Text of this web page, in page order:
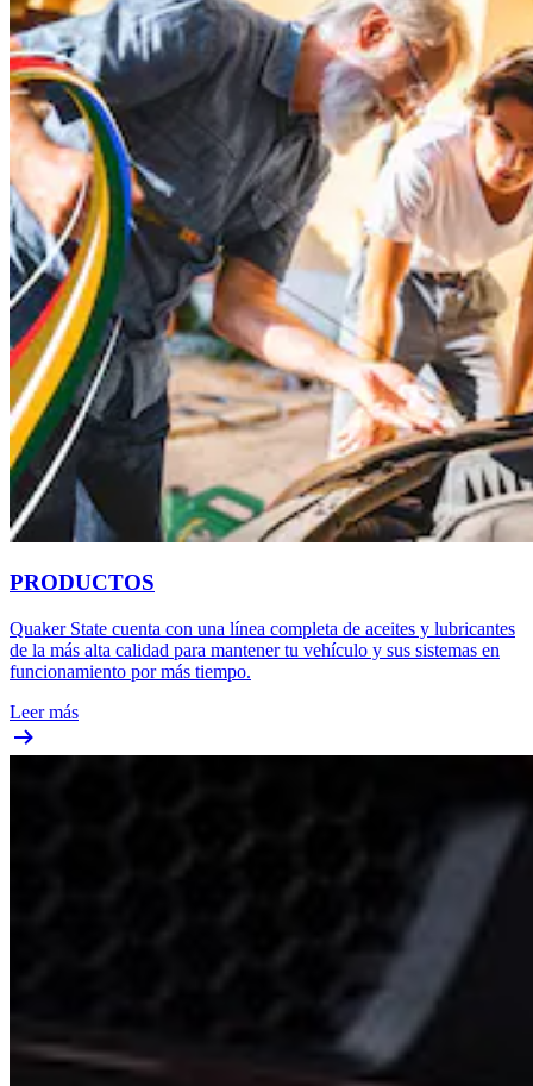
PRODUCTOS
Quaker State cuenta con una línea completa de aceites y lubricantes
de la más alta calidad para mantener tu vehículo y sus sistemas en
funcionamiento por más tiempo.
Leer más